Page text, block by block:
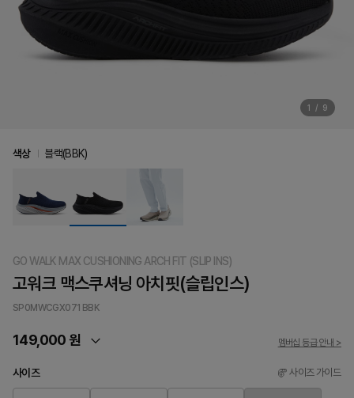
1 / 9
GO WALK MAX CUSHIONING ARCH FIT (SLIP INS)
고워크 맥스쿠셔닝 아치핏(슬립인스)
SP0MWCGX071 BBK
149,000 원 멤버십 등급 안내 >
색상 블랙(BBK)
사이즈 사이즈 가이드